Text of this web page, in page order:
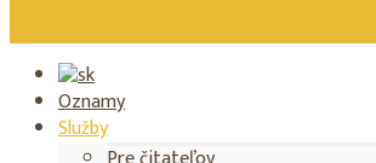
Vypožičný čas
Oznamy
Služby